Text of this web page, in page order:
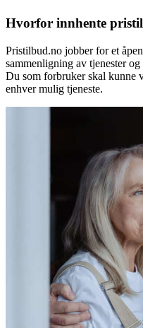
Hvorfor innhente
Pristilbud.no jobber for et
sammenligning av tjenester og
Du som forbruker skal kunne
enhver mulig tjeneste.